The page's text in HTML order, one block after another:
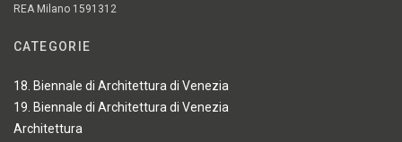
REA Milano 1591312
CATEGORIE
18. Biennale di Architettura di Venezia
19. Biennale di Architettura di Venezia
Architettura